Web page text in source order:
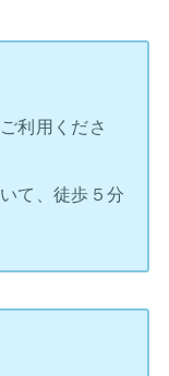
利用くださ
て、徒歩５分